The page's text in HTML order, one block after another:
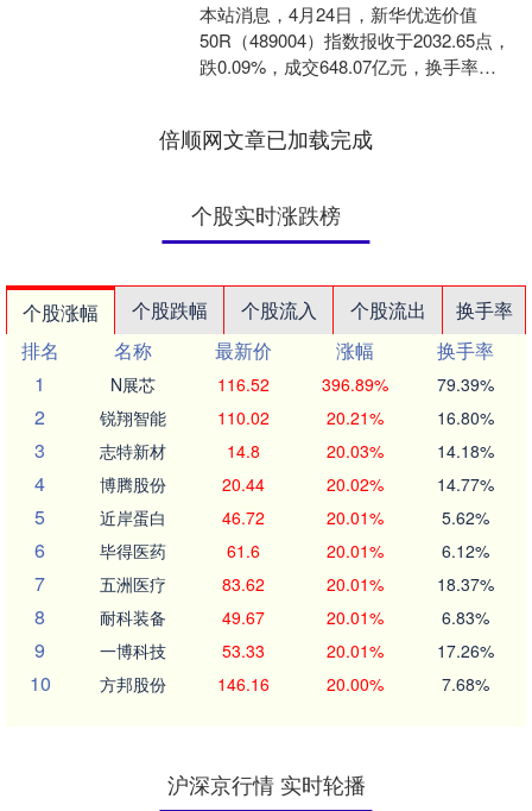
本站消息，4月24日，新华优选价值
50R（489004）指数报收于2032.65点，
跌0.09%，成交648.07亿元，换手率
倍顺网文章已加载完成
个股实时涨跌榜
个股涨幅 个股跌幅 个股流入 个股流出
换手率
排名
名称 最新价 涨幅
换手率
1
N展芯 116.52 396.89% 79.39%
2 锐翔智能 110.02 20.21% 16.80%
3 志特新材 14.8 20.03% 14.18%
4 博腾股份 20.44 20.02% 14.77%
5 近岸蛋白 46.72 20.01% 5.62%
6 毕得医药 61.6 20.01% 6.12%
7 五洲医疗 83.62 20.01% 18.37%
8 耐科装备 49.67 20.01% 6.83%
9 一博科技 53.33 20.01% 17.26%
10 方邦股份 146.16 20.00% 7.68%
沪深京行情 实时轮播